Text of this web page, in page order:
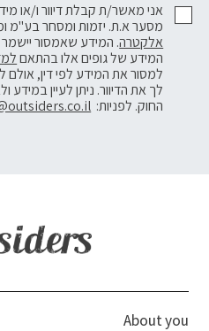
אני מאשר/ת קבלת דיוור ו/או
מסער א.ת. יזמות ומסחר בע"מ
אלקטרה. המידע שאמסור יישמר
המידע של גופים אלו בהתאם
למסור את המידע לפי דין,
לך את הדיוור. ניתן לעיין במידע
החוק. לפניות:
About you